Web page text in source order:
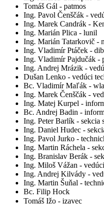
Tomáš Gál - patmos
Ing. Pavol Čenščák -
Ing. Marek Candrák -
Ing. Marián Plica - lunil
Ing. Marián Tatarkovič -
Ing. Vladimír Ptáček -
Ing. Vladimír Pajdučák -
Ing. Andrej Mrázik -
Dušan Lenko - vedúci
Bc. Vladimír Maľák -
Ing. Marek Čenščák -
Ing. Matej Kurpel -
Bc. Andrej Badin -
Ing. Peter Barlík - sekcia
Ing. Daniel Hudec -
Ing. Pavol Jurko -
Ing. Martin Ráchela -
Ing. Branislav Berák -
Ing. Miloš Vážan -
Ing. Andrej Kilvády -
Ing. Martin Šuňal -
Bc. Filip Hock
Tomáš Ižo - izavec